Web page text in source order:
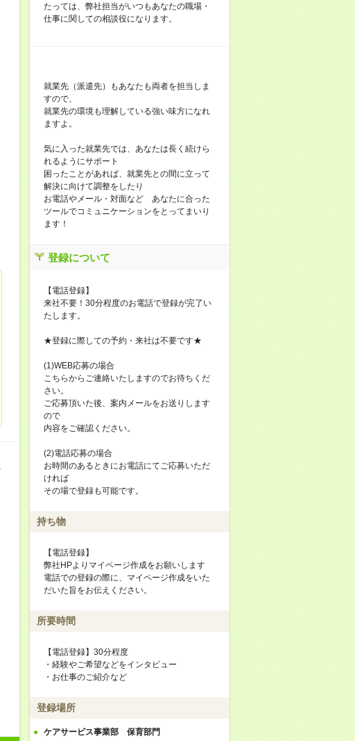
たっては、弊社担当がいつもあなたの職場・
仕事に関しての相談役になります。
就業先（派遣先）もあなたも両者を担当しま
すので、
就業先の環境も理解している強い味方になれ
ますよ。
気に入った就業先では、あなたは長く続けら
れるようにサポート
困ったことがあれば、就業先との間に立って
解決に向けて調整をしたり
お電話やメール・対面など あなたに合った
ツールでコミュニケーションをとってまいり
ます！
登録について
【電話登録】
来社不要！30分程度のお電話で登録が完了い
たします。
★登録に際しての予約・来社は不要です★
(1)WEB応募の場合
こちらからご連絡いたしますのでお待ちくだ
さい。
ご応募頂いた後、案内メールをお送りします
ので
内容をご確認ください。
(2)電話応募の場合
お時間のあるときにお電話にてご応募いただ
ければ
その場で登録も可能です。
持ち物
【電話登録】
弊社HPよりマイページ作成をお願いします
電話での登録の際に、マイページ作成をいた
だいた旨をお伝えください。
所要時間
【電話登録】30分程度
・経験やご希望などをインタビュー
・お仕事のご紹介など
登録場所
ケアサービス事業部 保育部門